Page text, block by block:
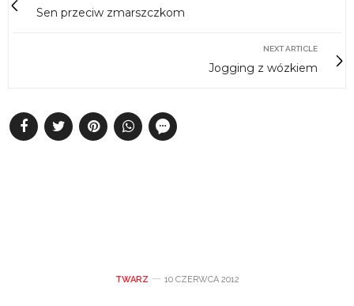
Sen przeciw zmarszczkom
NEXT ARTICLE
Jogging z wózkiem
TWARZ 10 CZERWCA 2012